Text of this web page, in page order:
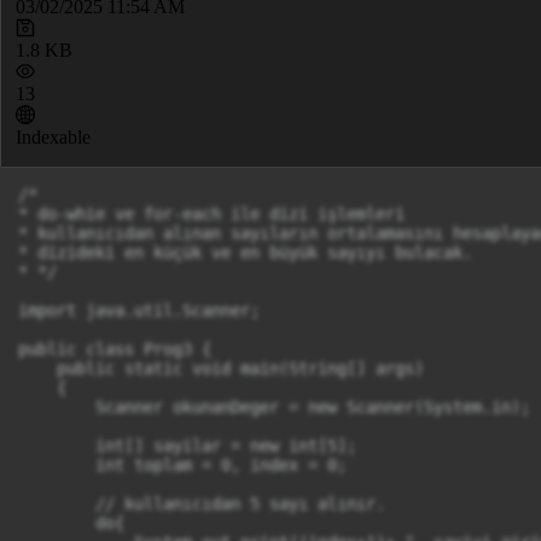
03/02/2025 11:54 AM
1.8 KB
13
Indexable
/*
* do-whie ve for-each ile dizi işlemleri
* kullanıcıdan alınan sayıların ortalamasını
* dizideki en küçük ve en büyük sayıyı bulacak.
* */
import java.util.Scanner;
public class Prog3 {
    public static void main(String[] args)
        Scanner okunanDeger = new Scanner(System.in);
        int[] sayilar = new int[5];
        int toplam = 0, index = 0;
        // kullanıcıdan 5 sayı alınır.
        do{